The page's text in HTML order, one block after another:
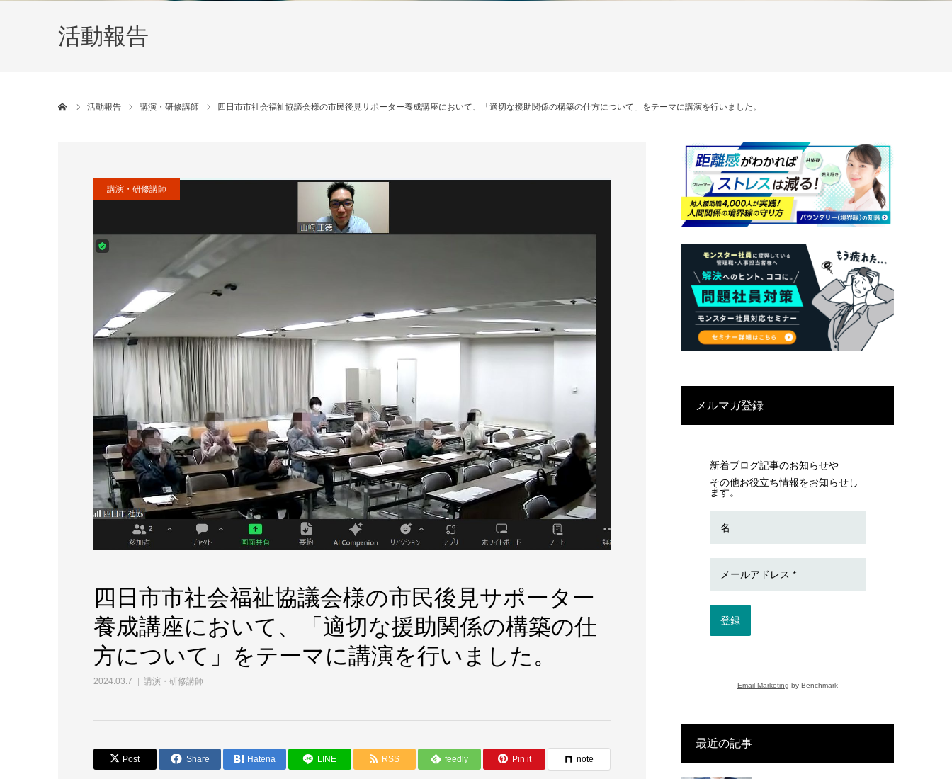
活動報告
活動報告 講演・研修講師 四日市市社会福祉協議会様の市民後見サポーター養成講座において、「適切な援助関係の構築の仕方について」をテーマに講演を行いました。
講演・研修講師
四日市市社会福祉協議会様の市民後見サポーター
養成講座において、「適切な援助関係の構築の仕
方について」をテーマに講演を行いました。
2024.03.7 講演・研修講師
Post Share Hatena LINE RSS feedly Pin it note
メルマガ登録
新着ブログ記事のお知らせや
その他お役立ち情報をお知らせし
ます。
登録
Email Marketing by Benchmark
最近の記事